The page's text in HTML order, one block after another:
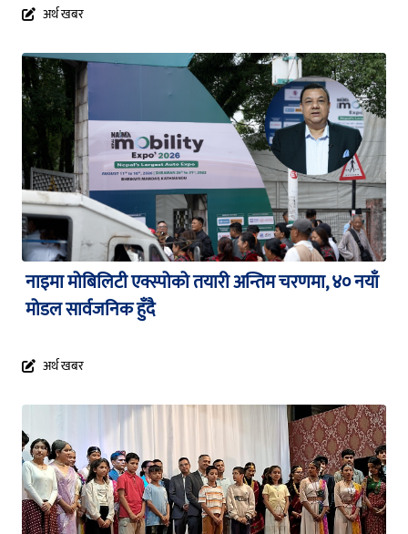
अर्थ खबर
नाइमा मोबिलिटी एक्स्पोको तयारी अन्तिम चरणमा, ४० नयाँ
मोडल सार्वजनिक हुँदै
अर्थ खबर